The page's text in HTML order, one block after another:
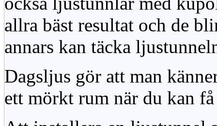
allra bäst resultat och de
annars kan täcka
Dagsljus gör att man
ett mörkt rum när du kan